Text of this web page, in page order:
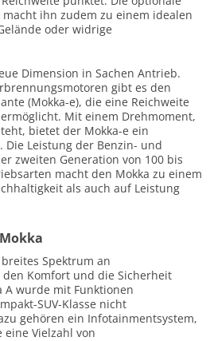
ihn zudem zu einem idealen
oder widrige
Dimension in Sachen Antrieb.
gibt es den
(Mokka-e), die eine Reichweite
Mit einem Drehmoment,
bietet der Mokka-e ein
Die Leistung der Benzin- und
zweiten Generation von 100 bis
macht den Mokka zu einem
als auch auf Leistung
Spektrum an
Komfort und die Sicherheit
A wurde mit Funktionen
SUV-Klasse nicht
gehören ein Infotainmentsystem,
Vielzahl von